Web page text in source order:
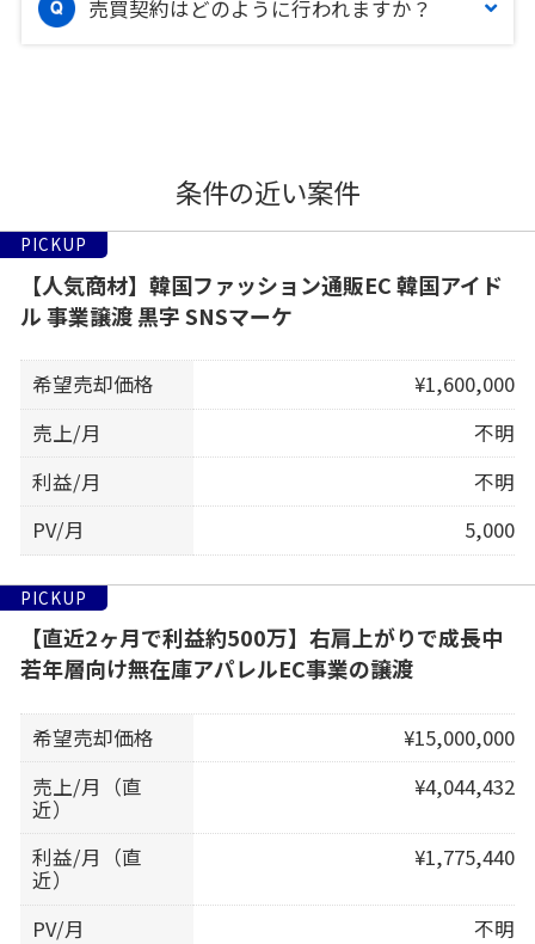
売買契約はどのように行われますか？
条件の近い案件
PICKUP
【人気商材】韓国ファッション通販EC 韓国アイド
ル 事業譲渡 黒字 SNSマーケ
希望売却価格
¥1,600,000
売上/月
不明
利益/月
不明
PV/月
5,000
PICKUP
【直近2ヶ月で利益約500万】右肩上がりで成長中
若年層向け無在庫アパレルEC事業の譲渡
希望売却価格
¥15,000,000
売上/月（直
近）
¥4,044,432
利益/月（直
近）
¥1,775,440
PV/月 不明